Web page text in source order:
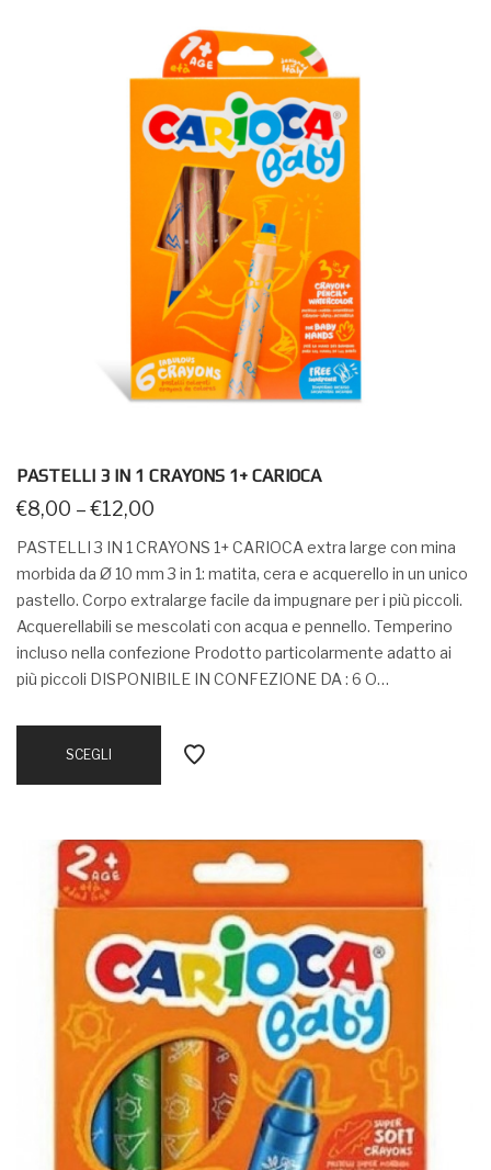
PASTELLI 3 IN 1 CRAYONS 1+ CARIOCA
€8,00 –€12,00
PASTELLI 3 IN 1 CRAYONS 1+ CARIOCA extra large con mina
morbida da Ø 10 mm 3 in 1: matita, cera e acquerello in un unico
pastello. Corpo extralarge facile da impugnare per i più piccoli.
Acquerellabili se mescolati con acqua e pennello. Temperino
incluso nella confezione Prodotto particolarmente adatto ai
più piccoli DISPONIBILE IN CONFEZIONE DA : 6 O…
SCEGLI